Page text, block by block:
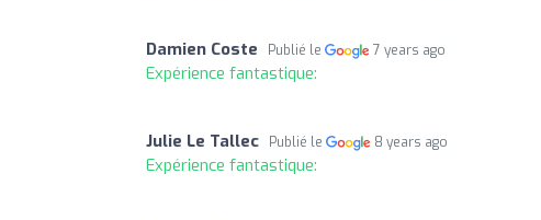
Damien Coste Publié le 7 years ago
Expérience fantastique:
Julie Le Tallec Publié le 8 years ago
Expérience fantastique: